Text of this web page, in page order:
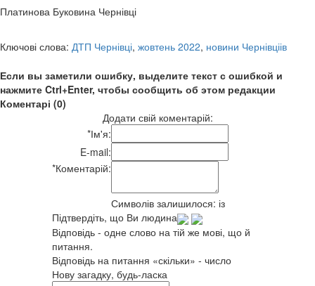
Платинова Буковина Чернівці
Ключові слова: ДТП Чернівці, жовтень 2022, новини Чернівціів
Если вы заметили ошибку, выделите текст с ошибкой и
нажмите Ctrl+Enter, чтобы сообщить об этом редакции
Коментарі (0)
Додати свій коментарій:
*Ім'я:
E-mail:
*Коментарій:
Символів залишилося: із
Підтвердіть, що Ви людина
Відповідь - одне слово на тій же мові, що й
питання.
Відповідь на питання «скільки» - число
Нову загадку, будь-ласка